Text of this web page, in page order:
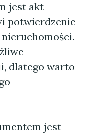
jest akt
potwierdzenie
dlatego warto
jest